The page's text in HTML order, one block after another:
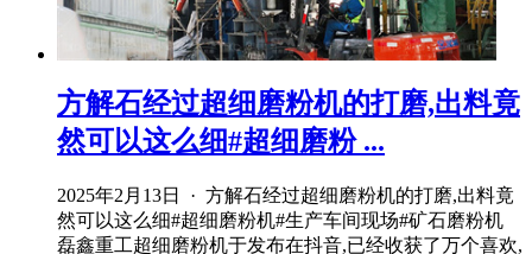
方解石经过超细磨粉机的打磨,出料竟
然可以这么细#超细磨粉 ...
2025年2月13日 · 方解石经过超细磨粉机的打磨,出料竟
然可以这么细#超细磨粉机#生产车间现场#矿石磨粉机
磊鑫重工超细磨粉机于发布在抖音,已经收获了万个喜欢,